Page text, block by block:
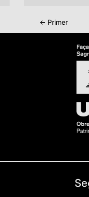
← Primer